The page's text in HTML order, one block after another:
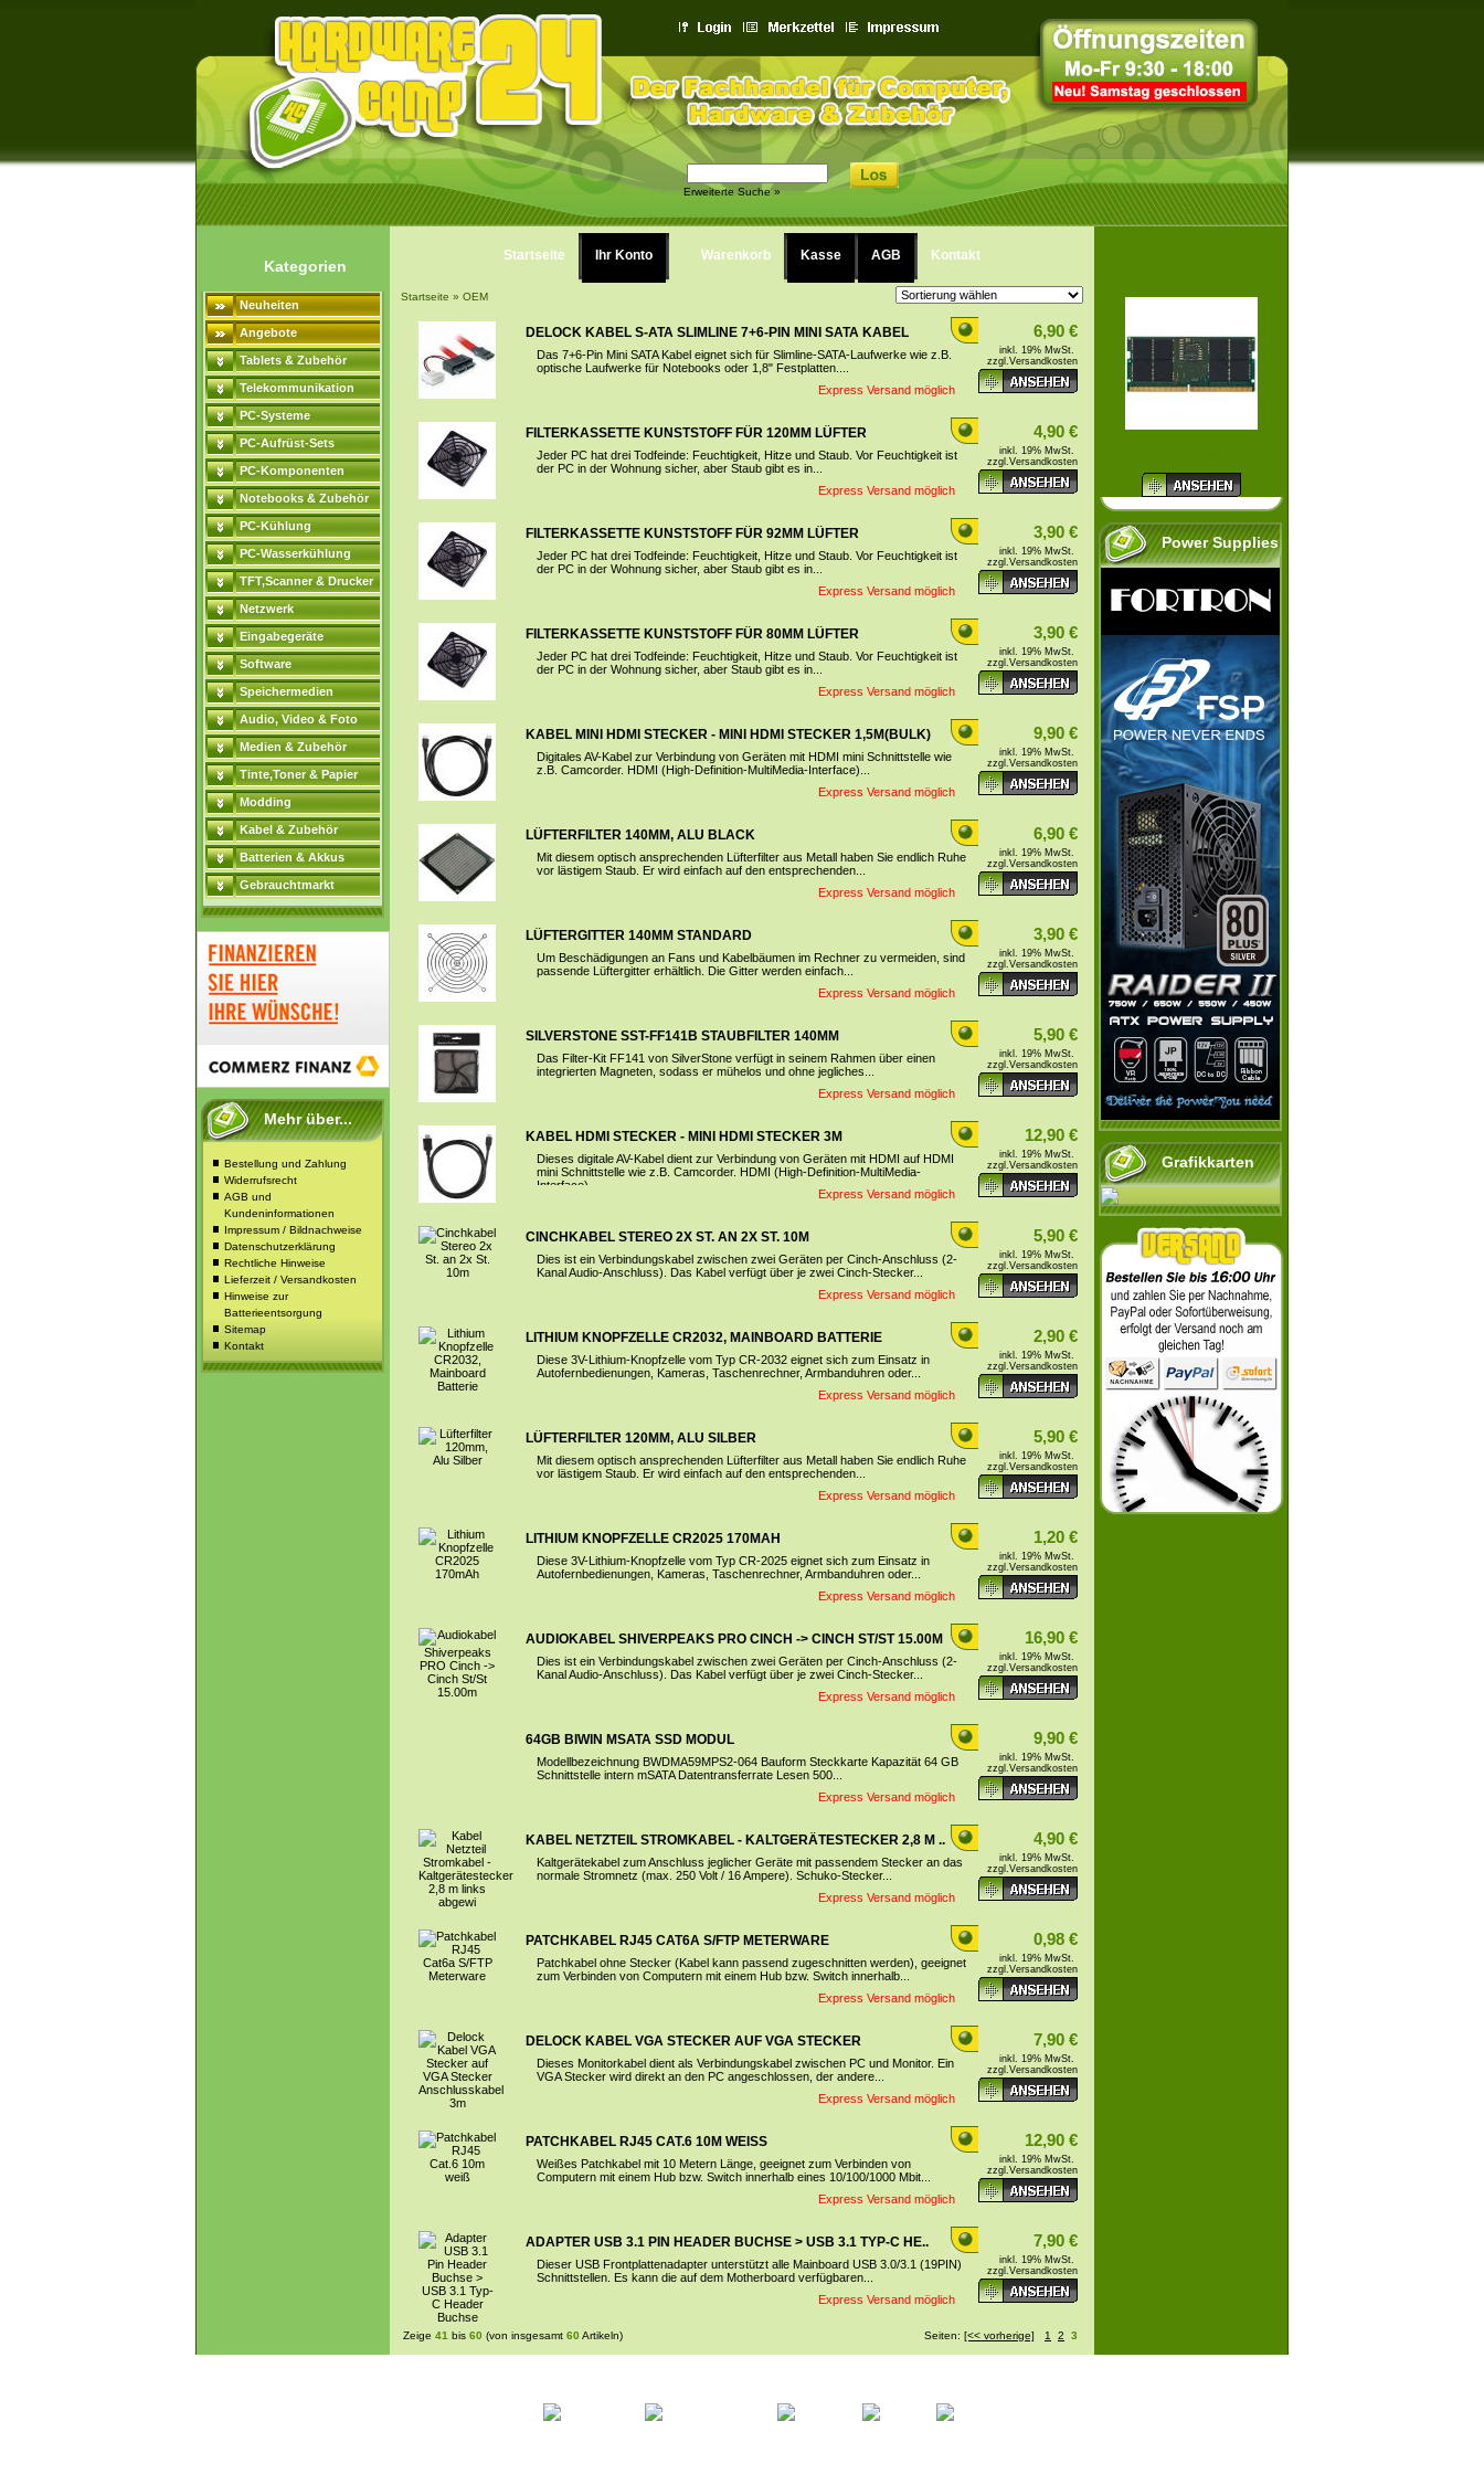
Erweiterte Suche »
Kategorien
Neuheiten
Angebote
Tablets & Zubehör
Telekommunikation
PC-Systeme
PC-Aufrüst-Sets
PC-Komponenten
Notebooks & Zubehör
PC-Kühlung
PC-Wasserkühlung
TFT,Scanner & Drucker
Netzwerk
Eingabegeräte
Software
Speichermedien
Audio, Video & Foto
Medien & Zubehör
Tinte,Toner & Papier
Modding
Kabel & Zubehör
Batterien & Akkus
Gebrauchtmarkt
Mehr über...
Bestellung und Zahlung
Widerrufsrecht
AGB und
Kundeninformationen
Impressum / Bildnachweise
Datenschutzerklärung
Rechtliche Hinweise
Lieferzeit / Versandkosten
Hinweise zur
Batterieentsorgung
Sitemap
Kontakt
Startseite Ihr Konto Warenkorb Kasse AGB Kontakt
Startseite » OEM
DELOCK KABEL S-ATA SLIMLINE 7+6-PIN MINI SATA KABEL
Express Versand möglich
6,90 €
inkl. 19% MwSt.
zzgl.Versandkosten
Das 7+6-Pin Mini SATA Kabel eignet sich für Slimline-SATA-Laufwerke wie z.B.
optische Laufwerke für Notebooks oder 1,8" Festplatten....
FILTERKASSETTE KUNSTSTOFF FÜR 120MM LÜFTER
Express Versand möglich
4,90 €
inkl. 19% MwSt.
zzgl.Versandkosten
Jeder PC hat drei Todfeinde: Feuchtigkeit, Hitze und Staub. Vor Feuchtigkeit ist
der PC in der Wohnung sicher, aber Staub gibt es in...
FILTERKASSETTE KUNSTSTOFF FÜR 92MM LÜFTER
Express Versand möglich
3,90 €
inkl. 19% MwSt.
zzgl.Versandkosten
Jeder PC hat drei Todfeinde: Feuchtigkeit, Hitze und Staub. Vor Feuchtigkeit ist
der PC in der Wohnung sicher, aber Staub gibt es in...
FILTERKASSETTE KUNSTSTOFF FÜR 80MM LÜFTER
Express Versand möglich
3,90 €
inkl. 19% MwSt.
zzgl.Versandkosten
Jeder PC hat drei Todfeinde: Feuchtigkeit, Hitze und Staub. Vor Feuchtigkeit ist
der PC in der Wohnung sicher, aber Staub gibt es in...
KABEL MINI HDMI STECKER - MINI HDMI STECKER 1,5M(BULK)
Express Versand möglich
9,90 €
inkl. 19% MwSt.
zzgl.Versandkosten
Digitales AV-Kabel zur Verbindung von Geräten mit HDMI mini Schnittstelle wie
z.B. Camcorder. HDMI (High-Definition-MultiMedia-Interface)...
LÜFTERFILTER 140MM, ALU BLACK
Express Versand möglich
6,90 €
inkl. 19% MwSt.
zzgl.Versandkosten
Mit diesem optisch ansprechenden Lüfterfilter aus Metall haben Sie endlich Ruhe
vor lästigem Staub. Er wird einfach auf den entsprechenden...
LÜFTERGITTER 140MM STANDARD
Express Versand möglich
3,90 €
inkl. 19% MwSt.
zzgl.Versandkosten
Um Beschädigungen an Fans und Kabelbäumen im Rechner zu vermeiden, sind
passende Lüftergitter erhältlich. Die Gitter werden einfach...
SILVERSTONE SST-FF141B STAUBFILTER 140MM
Express Versand möglich
5,90 €
inkl. 19% MwSt.
zzgl.Versandkosten
Das Filter-Kit FF141 von SilverStone verfügt in seinem Rahmen über einen
integrierten Magneten, sodass er mühelos und ohne jegliches...
KABEL HDMI STECKER - MINI HDMI STECKER 3M
Express Versand möglich
12,90 €
inkl. 19% MwSt.
zzgl.Versandkosten
Dieses digitale AV-Kabel dient zur Verbindung von Geräten mit HDMI auf HDMI
mini Schnittstelle wie z.B. Camcorder. HDMI (High-Definition-MultiMedia-
Interface)...
CINCHKABEL STEREO 2X ST. AN 2X ST. 10M
Express Versand möglich
5,90 €
inkl. 19% MwSt.
zzgl.Versandkosten
Dies ist ein Verbindungskabel zwischen zwei Geräten per Cinch-Anschluss (2-
Kanal Audio-Anschluss). Das Kabel verfügt über je zwei Cinch-Stecker...
LITHIUM KNOPFZELLE CR2032, MAINBOARD BATTERIE
Express Versand möglich
2,90 €
inkl. 19% MwSt.
zzgl.Versandkosten
Diese 3V-Lithium-Knopfzelle vom Typ CR-2032 eignet sich zum Einsatz in
Autofernbedienungen, Kameras, Taschenrechner, Armbanduhren oder...
LÜFTERFILTER 120MM, ALU SILBER
Express Versand möglich
5,90 €
inkl. 19% MwSt.
zzgl.Versandkosten
Mit diesem optisch ansprechenden Lüfterfilter aus Metall haben Sie endlich Ruhe
vor lästigem Staub. Er wird einfach auf den entsprechenden...
LITHIUM KNOPFZELLE CR2025 170MAH
Express Versand möglich
1,20 €
inkl. 19% MwSt.
zzgl.Versandkosten
Diese 3V-Lithium-Knopfzelle vom Typ CR-2025 eignet sich zum Einsatz in
Autofernbedienungen, Kameras, Taschenrechner, Armbanduhren oder...
AUDIOKABEL SHIVERPEAKS PRO CINCH -> CINCH ST/ST 15.00M
Express Versand möglich
16,90 €
inkl. 19% MwSt.
zzgl.Versandkosten
Dies ist ein Verbindungskabel zwischen zwei Geräten per Cinch-Anschluss (2-
Kanal Audio-Anschluss). Das Kabel verfügt über je zwei Cinch-Stecker...
64GB BIWIN MSATA SSD MODUL
Express Versand möglich
9,90 €
inkl. 19% MwSt.
zzgl.Versandkosten
Modellbezeichnung BWDMA59MPS2-064 Bauform Steckkarte Kapazität 64 GB
Schnittstelle intern mSATA Datentransferrate Lesen 500...
KABEL NETZTEIL STROMKABEL - KALTGERÄTESTECKER 2,8 M ..
Express Versand möglich
4,90 €
inkl. 19% MwSt.
zzgl.Versandkosten
Kaltgerätekabel zum Anschluss jeglicher Geräte mit passendem Stecker an das
normale Stromnetz (max. 250 Volt / 16 Ampere). Schuko-Stecker...
PATCHKABEL RJ45 CAT6A S/FTP METERWARE
Express Versand möglich
0,98 €
inkl. 19% MwSt.
zzgl.Versandkosten
Patchkabel ohne Stecker (Kabel kann passend zugeschnitten werden), geeignet
zum Verbinden von Computern mit einem Hub bzw. Switch innerhalb...
DELOCK KABEL VGA STECKER AUF VGA STECKER
ANSCHLUSSKA..
Express Versand möglich
7,90 €
inkl. 19% MwSt.
zzgl.Versandkosten
Dieses Monitorkabel dient als Verbindungskabel zwischen PC und Monitor. Ein
VGA Stecker wird direkt an den PC angeschlossen, der andere...
PATCHKABEL RJ45 CAT.6 10M WEISS
Express Versand möglich
12,90 €
inkl. 19% MwSt.
zzgl.Versandkosten
Weißes Patchkabel mit 10 Metern Länge, geeignet zum Verbinden von
Computern mit einem Hub bzw. Switch innerhalb eines 10/100/1000 Mbit...
ADAPTER USB 3.1 PIN HEADER BUCHSE > USB 3.1 TYP-C HE..
Express Versand möglich
7,90 €
inkl. 19% MwSt.
zzgl.Versandkosten
Dieser USB Frontplattenadapter unterstützt alle Mainboard USB 3.0/3.1 (19PIN)
Schnittstellen. Es kann die auf dem Motherboard verfügbaren...
Zeige 41 bis 60 (von insgesamt 60 Artikeln) Seiten: [<< vorherige] 1 2 3
Power Supplies
Grafikkarten